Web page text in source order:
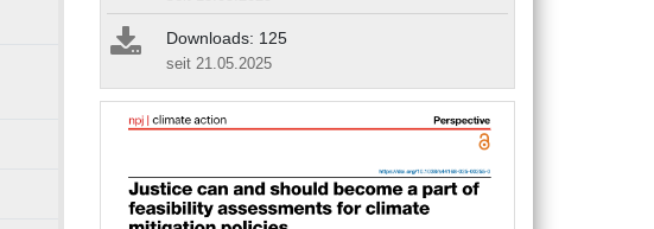
Downloads: 125
seit 21.05.2025